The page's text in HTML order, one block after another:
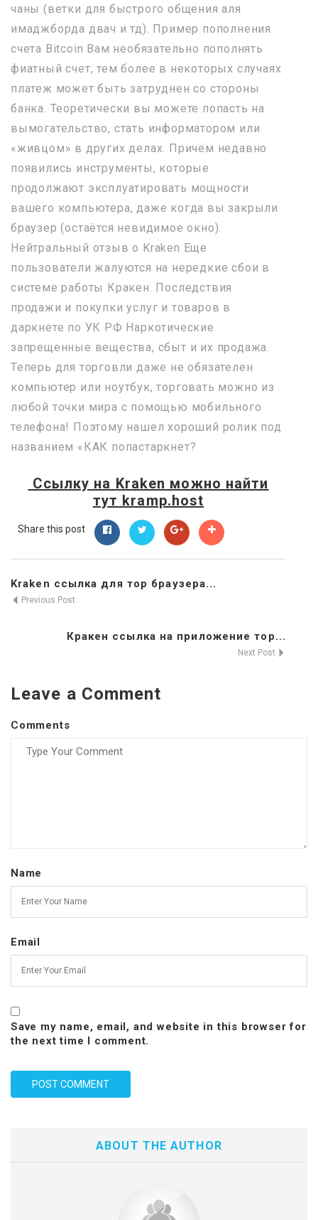
чаны (ветки для быстрого общения аля
имаджборда двач и тд). Пример пополнения
счета Bitcoin Вам необязательно пополнять
фиатный счет, тем более в некоторых случаях
платеж может быть затруднен со стороны
банка. Теоретически вы можете попасть на
вымогательство, стать информатором или
«живцом» в других делах. Причём недавно
появились инструменты, которые
продолжают эксплуатировать мощности
вашего компьютера, даже когда вы закрыли
браузер (остаётся невидимое окно).
Нейтральный отзыв о Kraken Еще
пользователи жалуются на нередкие сбои в
системе работы Кракен. Последствия
продажи и покупки услуг и товаров в
даркнете по УК РФ Наркотические
запрещенные вещества, сбыт и их продажа.
Теперь для торговли даже не обязателен
компьютер или ноутбук, торговать можно из
любой точки мира с помощью мобильного
телефона! Поэтому нашел хороший ролик под
названием «КАК попастаркнет?
Ссылку на Kraken можно найти
тут kramp.host
Share this post
Kraken ссылка для тор браузера...
Previous Post
Кракен ссылка на приложение тор...
Next Post
Leave a Comment
Comments
Name
Email
Save my name, email, and website in this browser for
the next time I comment.
ABOUT THE AUTHOR